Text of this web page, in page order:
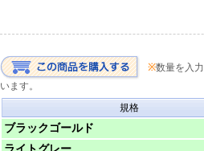
※数量を入
います。
規格
ブラックゴールド